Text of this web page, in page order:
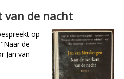
van de nacht
op
de
Jan van